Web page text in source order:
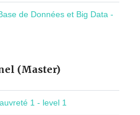
de Données et Big Data -
(Master)
1 - level 1